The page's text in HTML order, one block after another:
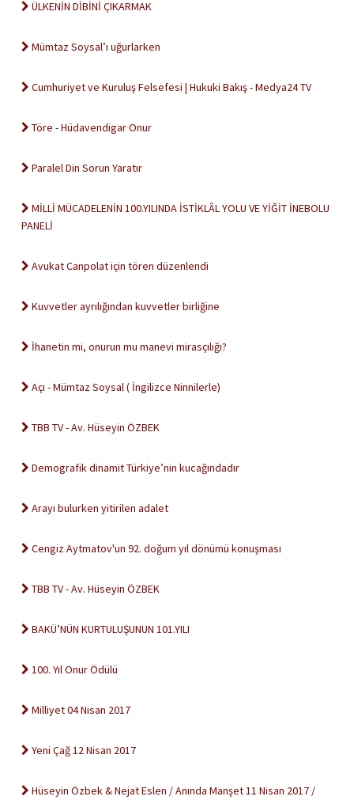
ÜLKENİN DİBİNİ ÇIKARMAK
Mümtaz Soysal’ı uğurlarken
Cumhuriyet ve Kuruluş Felsefesi | Hukuki Bakış - Medya24 TV
Töre - Hüdavendigar Onur
Paralel Din Sorun Yaratır
MİLLİ MÜCADELENİN 100.YILINDA İSTİKLÂL YOLU VE YİĞİT İNEBOLU
PANELİ
Avukat Canpolat için tören düzenlendi
Kuvvetler ayrılığından kuvvetler birliğine
İhanetin mi, onurun mu manevi mirasçılığı?
Açı - Mümtaz Soysal ( İngilizce Ninnilerle)
TBB TV - Av. Hüseyin ÖZBEK
Demografik dinamit Türkiye’nin kucağındadır
Arayı bulurken yitirilen adalet
Cengiz Aytmatov'un 92. doğum yıl dönümü konuşması
TBB TV - Av. Hüseyin ÖZBEK
BAKÜ’NÜN KURTULUŞUNUN 101.YILI
100. Yıl Onur Ödülü
Milliyet 04 Nisan 2017
Yeni Çağ 12 Nisan 2017
Hüseyin Özbek & Nejat Eslen / Anında Manşet 11 Nisan 2017 /